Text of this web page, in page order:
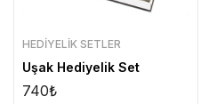
HEDIYELIK SETLER
Uşak Hediyelik Set
740₺